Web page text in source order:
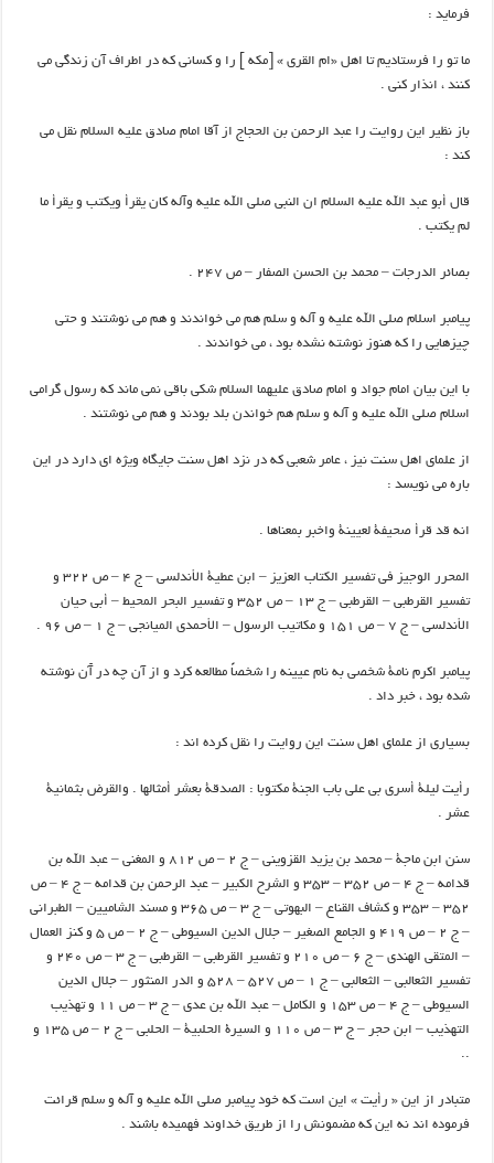
فرمايد :
ما تو را فرستاديم تا اهل «ام القري » [مكه ] را و كساني كه در اطراف آن زندگي مي
كنند ، انذار كني .
باز نظير اين روايت را عبد الرحمن بن الحجاج از آقا امام صادق عليه السلام نقل مي
كند :
قال أبو عبد الله عليه السلام ان النبي صلي الله عليه وآله كان يقرأ ويكتب و يقرأ ما
لم يكتب .
بصائر الدرجات – محمد بن الحسن الصفار – ص ۲۴۷ .
پيامبر اسلام صلي الله عليه و آله و سلم هم مي خواندند و هم مي نوشتند و حتي
چيزهايي را كه هنوز نوشته نشده بود ، مي خواندند .
با اين بيان امام جواد و امام صادق عليهما السلام شكي باقي نمي ماند كه رسول گرامي
اسلام صلي الله عليه و آله و سلم هم خواندن بلد بودند و هم مي نوشتند .
از علماي اهل سنت نيز ، عامر شعبي كه در نزد اهل سنت جايگاه ويژه اي دارد در اين
باره مي نويسد :
انه قد قرأ صحيفة لعيينة واخبر بمعناها .
المحرر الوجيز في تفسير الكتاب العزيز – ابن عطية الأندلسي – ج ۴ – ص ۳۲۲ و
تفسير القرطبي – القرطبي – ج ۱۳ – ص ۳۵۲ و تفسير البحر المحيط – أبي حيان
الأندلسي – ج ۷ – ص ۱۵۱ و مكاتيب الرسول – الأحمدي الميانجي – ج ۱ – ص ۹۶ .
پيامبر اكرم نامة شخصي به نام عيينه را شخصاً مطالعه كرد و از آن چه در آّن نوشته
شده بود ، خبر داد .
بسياري از علماي اهل سنت اين روايت را نقل كرده اند :
رأيت ليلة أسري بي علي باب الجنة مكتوبا : الصدقة بعشر أمثالها . والقرض بثمانية
عشر .
سنن ابن ماجة – محمد بن يزيد القزويني – ج ۲ – ص ۸۱۲ و المغني – عبد الله بن
قدامه – ج ۴ – ص ۳۵۲ – ۳۵۳ و الشرح الكبير – عبد الرحمن بن قدامه – ج ۴ – ص
۳۵۲ – ۳۵۳ و كشاف القناع – البهوتي – ج ۳ – ص ۳۶۵ و مسند الشاميين – الطبراني
– ج ۲ – ص ۴۱۹ و الجامع الصغير – جلال الدين السيوطي – ج ۲ – ص ۵ و كنز العمال
– المتقي الهندي – ج ۶ – ص ۲۱۰ و تفسير القرطبي – القرطبي – ج ۳ – ص ۲۴۰ و
تفسير الثعالبي – الثعالبي – ج ۱ – ص ۵۲۷ – ۵۲۸ و الدر المنثور – جلال الدين
السيوطي – ج ۴ – ص ۱۵۳ و الكامل – عبد الله بن عدي – ج ۳ – ص ۱۱ و تهذيب
التهذيب – ابن حجر – ج ۳ – ص ۱۱۰ و السيرة الحلبية – الحلبي – ج ۲ – ص ۱۳۵ و
..
متبادر از اين « رأيت » اين است كه خود پيامبر صلي الله عليه و آله و سلم قرائت
فرموده اند نه اين كه مضمونش را از طريق خداوند فهميده باشند .